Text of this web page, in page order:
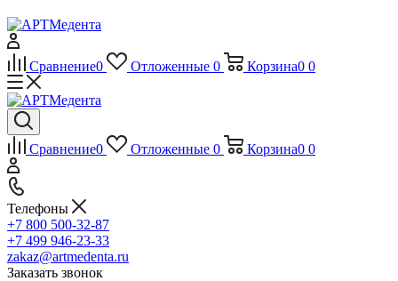
Сравнение0 Отложенные 0 Корзина0 0
Сравнение0 Отложенные 0 Корзина0 0
Телефоны
+7 800 500-32-87
+7 499 946-23-33
zakaz@artmedenta.ru
Заказать звонок